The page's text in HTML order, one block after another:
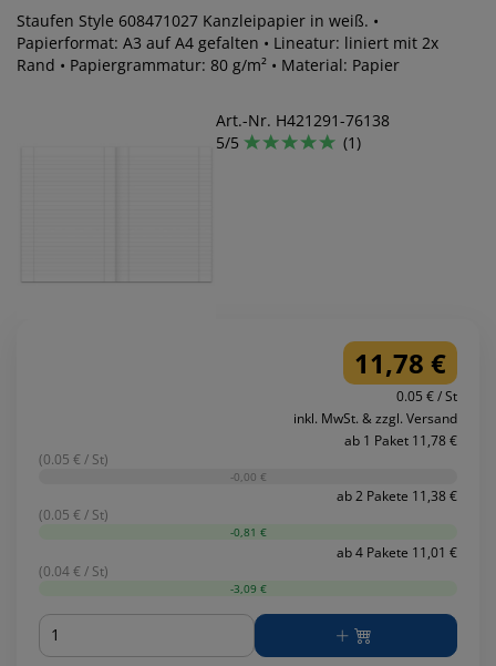
Staufen Style 608471027 Kanzleipapier in weiß. •
Papierformat: A3 auf A4 gefalten • Lineatur: liniert mit 2x
Rand • Papiergrammatur: 80 g/m² • Material: Papier
Art.-Nr. H421291-76138
5/5
(1)
11,78 €
0.05 € / St
inkl. MwSt. & zzgl. Versand
ab 1 Paket 11,78 €
(0.05 € / St)
-0,00 €
ab 2 Pakete 11,38 €
(0.05 € / St)
-0,81 €
ab 4 Pakete 11,01 €
(0.04 € / St)
-3,09 €
Menge